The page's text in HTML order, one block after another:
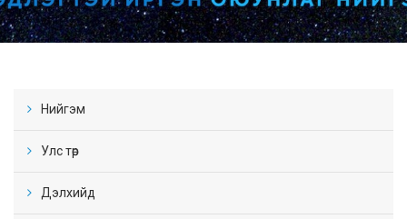
Нийгэм
Улс төр
Дэлхийд